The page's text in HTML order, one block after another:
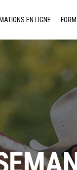
EN LIGNE